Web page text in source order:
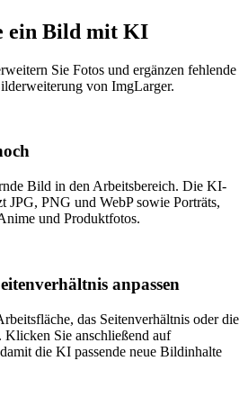
ein Bild mit KI
Sie Fotos und ergänzen fehlende
von ImgLarger.
Bild in den Arbeitsbereich. Die KI-
JPG, PNG und WebP sowie Porträts,
und Produktfotos.
anpassen
das Seitenverhältnis oder die
Sie anschließend auf
die KI passende neue Bildinhalte